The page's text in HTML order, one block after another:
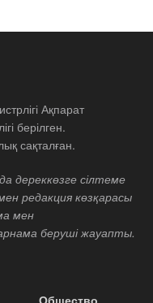
Ақпарат
берілген.
сақталған.
дереккөзге сілтеме
редакция көзқарасы
мен
беруші жауапты.
Общество